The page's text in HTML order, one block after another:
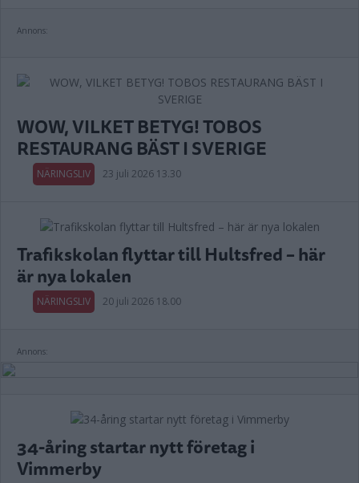
Annons:
WOW, VILKET BETYG! TOBOS
RESTAURANG BÄST I SVERIGE
NÄRINGSLIV 23 juli 2026 13.30
Trafikskolan flyttar till Hultsfred – här
är nya lokalen
NÄRINGSLIV 20 juli 2026 18.00
Annons:
34-åring startar nytt företag i
Vimmerby